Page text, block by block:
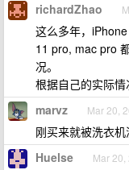
richardZhao
这么多年，
11 pro, mac pro
况。
根据自己的实际情
marvz Mar 20,
刚买来就被洗衣
Huelse Mar 20,